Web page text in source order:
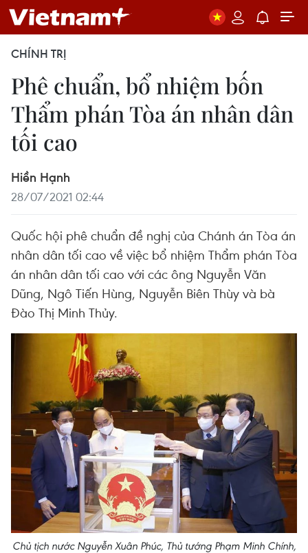
CHÍNH TRỊ
Phê chuẩn, bổ nhiệm bốn
Thẩm phán Tòa án nhân dân
tối cao
Hiền Hạnh
28/07/2021 02:44
Quốc hội phê chuẩn đề nghị của Chánh án Tòa án
nhân dân tối cao về việc bổ nhiệm Thẩm phán Tòa
án nhân dân tối cao với các ông Nguyễn Văn
Dũng, Ngô Tiến Hùng, Nguyễn Biên Thùy và bà
Đào Thị Minh Thủy.
Chủ tịch nước Nguyễn Xuân Phúc, Thủ tướng Phạm Minh Chính,